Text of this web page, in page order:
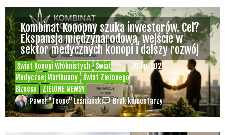
Świat Konopi Włóknistych
Świat
Medycznej Marihuany
Świat Zielonego
Biznesu
ZIELONE NEWSY
20 lip, 2026
Kombinat Konopny szuka inwestorów. Cel?
Ekspansja międzynarodowa, wejście w
sektor medycznych konopi i dalszy rozwój
Paweł "Teone" Leśniański Brak komentarzy